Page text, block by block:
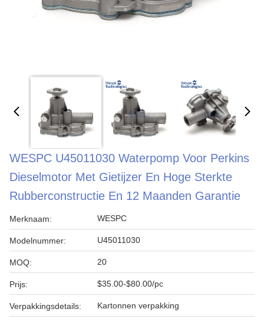
WESPC U45011030 Waterpomp Voor Perkins
Dieselmotor Met Gietijzer En Hoge Sterkte
Rubberconstructie En 12 Maanden Garantie
Merknaam: WESPC
Modelnummer: U45011030
MOQ: 20
Prijs: $35.00-$80.00/pc
Verpakkingsdetails: Kartonnen verpakking